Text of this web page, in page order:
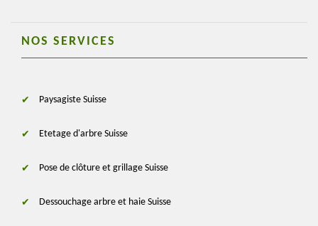
NOS SERVICES
Paysagiste Suisse
Etetage d'arbre Suisse
Pose de clôture et grillage Suisse
Dessouchage arbre et haie Suisse